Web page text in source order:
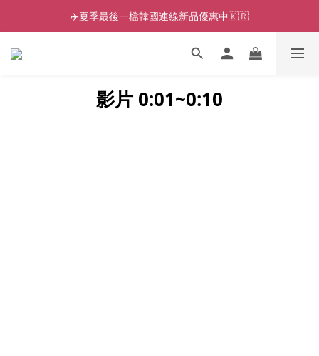
✈️夏季最後一檔韓國連線新品優惠中🇰🇷
影片 0:01~0:10